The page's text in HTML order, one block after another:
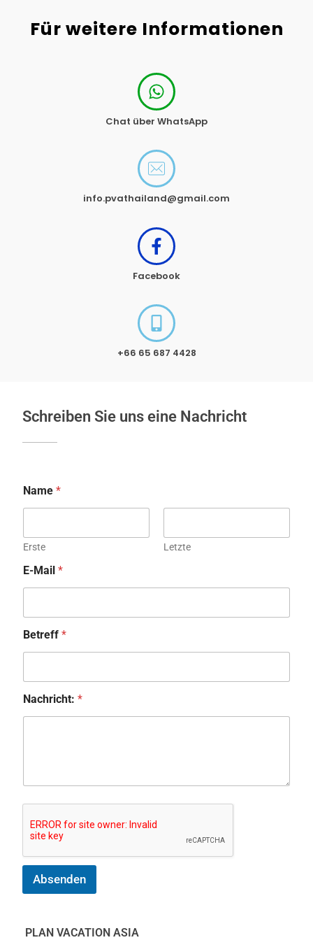
Für weitere Informationen
Chat über WhatsApp
info.pvathailand@gmail.com
Facebook
+66 65 687 4428
Schreiben Sie uns eine Nachricht
Name*
Erste Letzte
E-Mail*
Betreff*
Nachricht:*
Absenden
PLAN VACATION ASIA